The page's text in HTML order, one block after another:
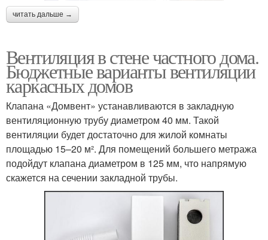
читать дальше →
Вентиляция в стене частного дома.
Бюджетные варианты вентиляции
каркасных домов
Клапана «Домвент» устанавливаются в закладную
вентиляционную трубу диаметром 40 мм. Такой
вентиляции будет достаточно для жилой комнаты
площадью 15–20 м². Для помещений большего метража
подойдут клапана диаметром в 125 мм, что напрямую
скажется на сечении закладной трубы.